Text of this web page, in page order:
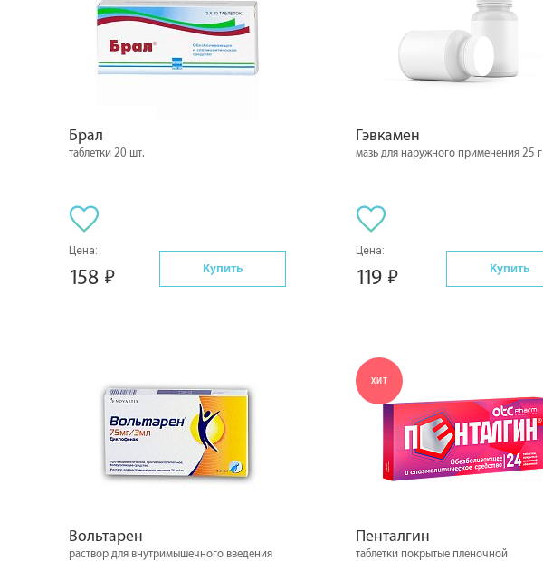
Брал
таблетки 20 шт.
Цена:
158 Купить
Гэвкамен
мазь для наружного применения 25 г
Цена:
119 Купить
Вольтарен
раствор для внутримышечного введения
ХИТ
Пенталгин
таблетки покрытые пленочной